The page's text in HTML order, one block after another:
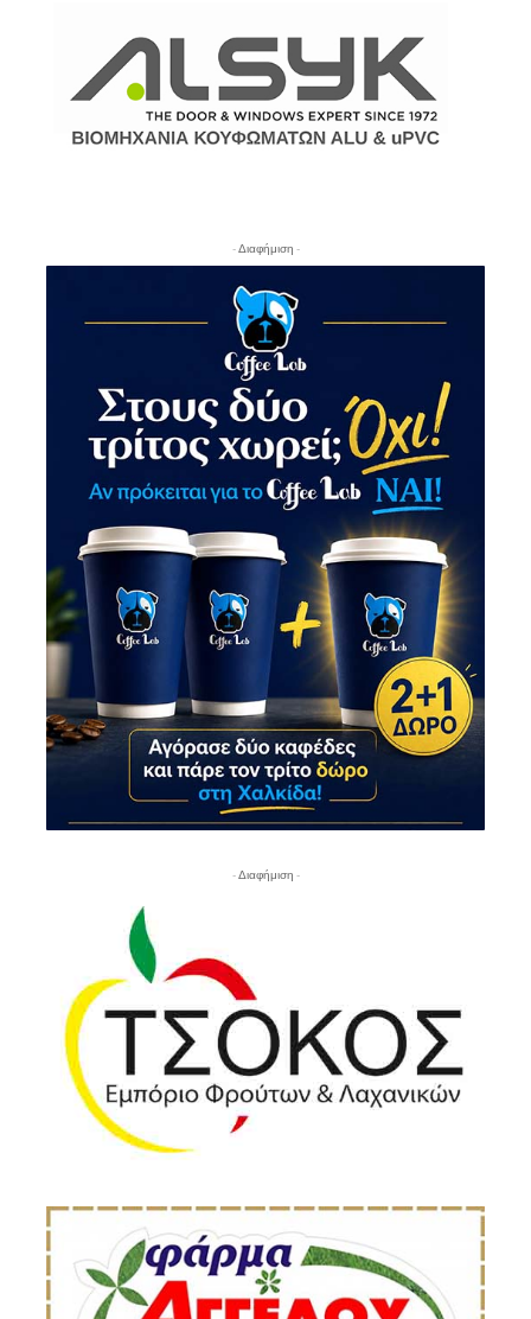
- Διαφήμιση -
- Διαφήμιση -